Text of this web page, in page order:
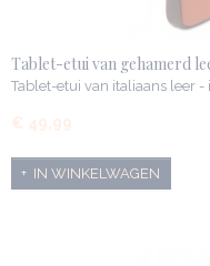
Tablet-etui van gehamerd
Tablet-etui van italiaans leer -
€ 49,99
IN WINKELWAGEN